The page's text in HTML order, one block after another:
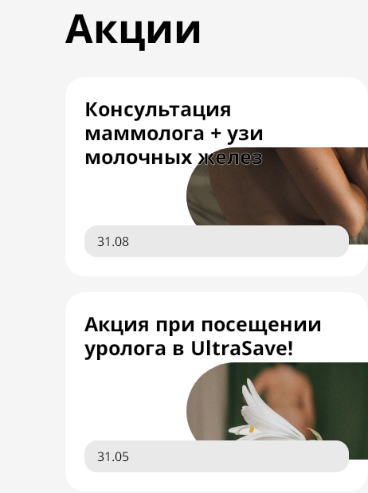
Акции
Консультация
маммолога + узи
молочных желез
31.08
Акция при посещении
уролога в UltraSave!
31.05